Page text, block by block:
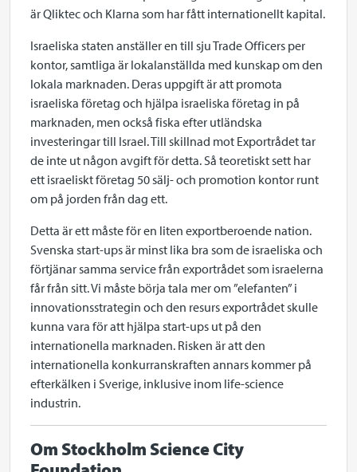
är Qliktec och Klarna som har fått internationellt kapital.
Israeliska staten anställer en till sju Trade Officers per
kontor, samtliga är lokalanställda med kunskap om den
lokala marknaden. Deras uppgift är att promota
israeliska företag och hjälpa israeliska företag in på
marknaden, men också fiska efter utländska
investeringar till Israel. Till skillnad mot Exportrådet tar
de inte ut någon avgift för detta. Så teoretiskt sett har
ett israeliskt företag 50 sälj- och promotion kontor runt
om på jorden från dag ett.
Detta är ett måste för en liten exportberoende nation.
Svenska start-ups är minst lika bra som de israeliska och
förtjänar samma service från exportrådet som israelerna
får från sitt. Vi måste börja tala mer om ”elefanten” i
innovationsstrategin och den resurs exportrådet skulle
kunna vara för att hjälpa start-ups ut på den
internationella marknaden. Risken är att den
internationella konkurranskraften annars kommer på
efterkälken i Sverige, inklusive inom life-science
industrin.
Om Stockholm Science City